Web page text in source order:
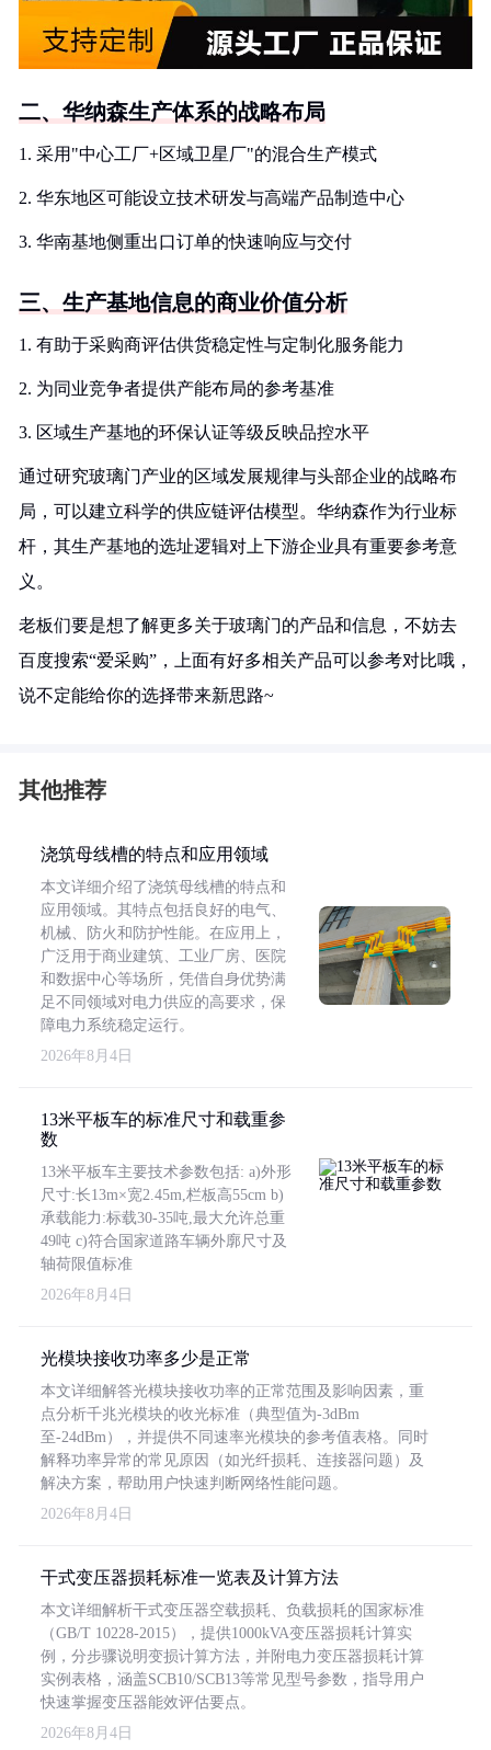
二、华纳森生产体系的战略布局
1. 采用"中心工厂+区域卫星厂"的混合生产模式
2. 华东地区可能设立技术研发与高端产品制造中心
3. 华南基地侧重出口订单的快速响应与交付
三、生产基地信息的商业价值分析
1. 有助于采购商评估供货稳定性与定制化服务能力
2. 为同业竞争者提供产能布局的参考基准
3. 区域生产基地的环保认证等级反映品控水平
通过研究玻璃门产业的区域发展规律与头部企业的战略布
局，可以建立科学的供应链评估模型。华纳森作为行业标
杆，其生产基地的选址逻辑对上下游企业具有重要参考意
义。
老板们要是想了解更多关于玻璃门的产品和信息，不妨去
百度搜索“爱采购”，上面有好多相关产品可以参考对比哦，
说不定能给你的选择带来新思路~
其他推荐
浇筑母线槽的特点和应用领域
本文详细介绍了浇筑母线槽的特点和
应用领域。其特点包括良好的电气、
机械、防火和防护性能。在应用上，
广泛用于商业建筑、工业厂房、医院
和数据中心等场所，凭借自身优势满
足不同领域对电力供应的高要求，保
障电力系统稳定运行。
2026年8月4日
13米平板车的标准尺寸和载重参
数
13米平板车主要技术参数包括: a)外形
尺寸:长13m×宽2.45m,栏板高55cm b)
承载能力:标载30-35吨,最大允许总重
49吨 c)符合国家道路车辆外廓尺寸及
轴荷限值标准
2026年8月4日
光模块接收功率多少是正常
本文详细解答光模块接收功率的正常范围及影响因素，重
点分析千兆光模块的收光标准（典型值为-3dBm
至-24dBm），并提供不同速率光模块的参考值表格。同时
解释功率异常的常见原因（如光纤损耗、连接器问题）及
解决方案，帮助用户快速判断网络性能问题。
2026年8月4日
干式变压器损耗标准一览表及计算方法
本文详细解析干式变压器空载损耗、负载损耗的国家标准
（GB/T 10228-2015），提供1000kVA变压器损耗计算实
例，分步骤说明变损计算方法，并附电力变压器损耗计算
实例表格，涵盖SCB10/SCB13等常见型号参数，指导用户
快速掌握变压器能效评估要点。
2026年8月4日